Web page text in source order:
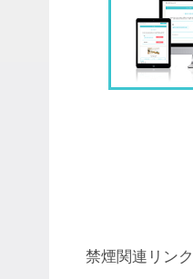
禁煙関連リンク